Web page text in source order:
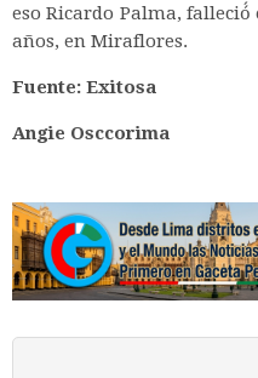
eso Ricardo Palma, falleció́
años, en Miraflores.
Fuente: Exitosa
Angie Osccorima